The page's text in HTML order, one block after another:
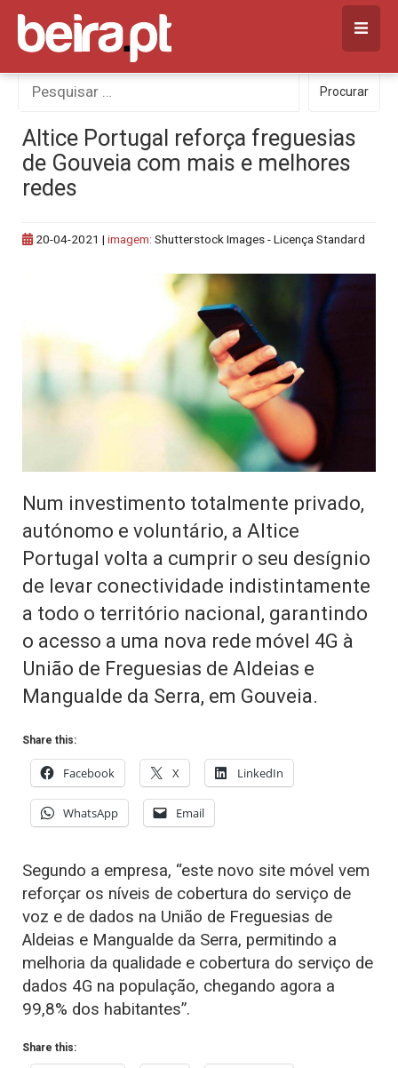
Skip
content
Procurar
por:
Procurar
Altice Portugal reforça freguesias
de Gouveia com mais e melhores
redes
20-04-2021 | imagem: Shutterstock Images - Licença Standard
Num investimento totalmente privado,
autónomo e voluntário, a Altice
Portugal volta a cumprir o seu desígnio
de levar conectividade indistintamente
a todo o território nacional, garantindo
o acesso a uma nova rede móvel 4G à
União de Freguesias de Aldeias e
Mangualde da Serra, em Gouveia.
Share this:
Facebook X LinkedIn
WhatsApp Email
Segundo a empresa, “este novo site móvel vem
reforçar os níveis de cobertura do serviço de
voz e de dados na União de Freguesias de
Aldeias e Mangualde da Serra, permitindo a
melhoria da qualidade e cobertura do serviço de
dados 4G na população, chegando agora a
99,8% dos habitantes”.
Share this: